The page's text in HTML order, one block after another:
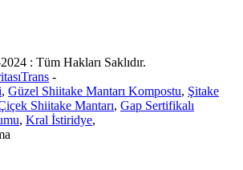
: Tüm Hakları Saklıdır.
-
, Güzel Shiitake Mantarı Kompostu, Şitake
Shiitake Mantarı, Gap Sertifikalı
, Kral İstiridye,